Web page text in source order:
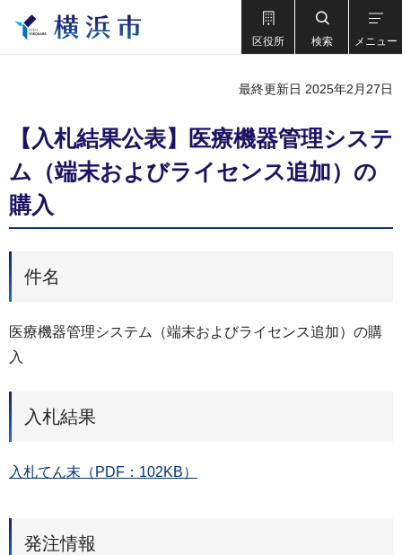
区役所 検索 メニュー
最終更新日 2025年2月27日
【入札結果公表】医療機器管理システ
ム（端末およびライセンス追加）の
購入
件名
医療機器管理システム（端末およびライセンス追加）の購
入
入札結果
入札てん末（PDF：102KB）
発注情報